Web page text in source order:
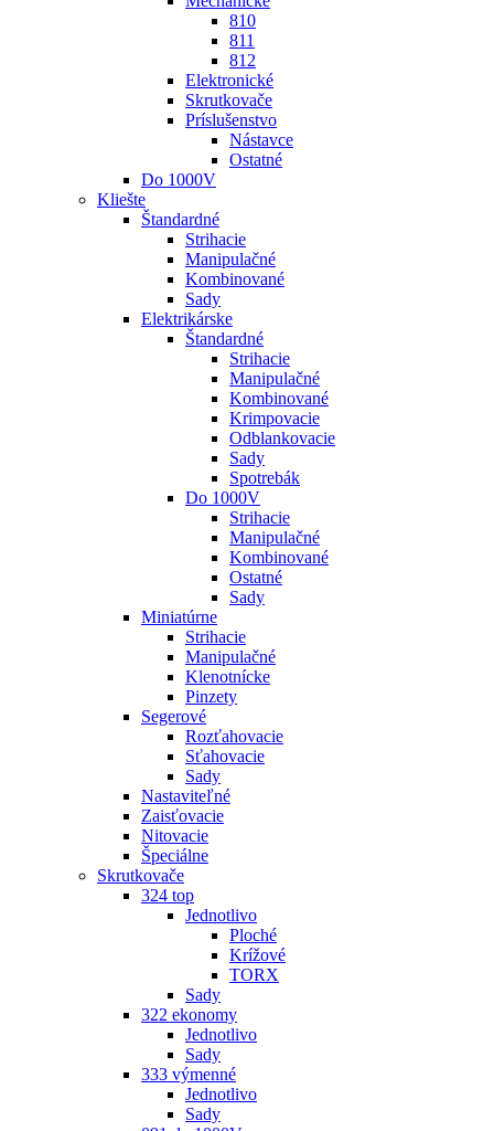
810
811
812
Elektronické
Skrutkovače
Príslušenstvo
Nástavce
Ostatné
Do 1000V
Kliešte
Štandardné
Strihacie
Manipulačné
Kombinované
Sady
Elektrikárske
Štandardné
Strihacie
Manipulačné
Kombinované
Krimpovacie
Odblankovacie
Sady
Spotrebák
Do 1000V
Strihacie
Manipulačné
Kombinované
Ostatné
Sady
Miniatúrne
Strihacie
Manipulačné
Klenotnícke
Pinzety
Segerové
Rozťahovacie
Sťahovacie
Sady
Nastaviteľné
Zaisťovacie
Nitovacie
Špeciálne
Skrutkovače
324 top
Jednotlivo
Ploché
Krížové
TORX
Sady
322 ekonomy
Jednotlivo
Sady
333 výmenné
Jednotlivo
Sady